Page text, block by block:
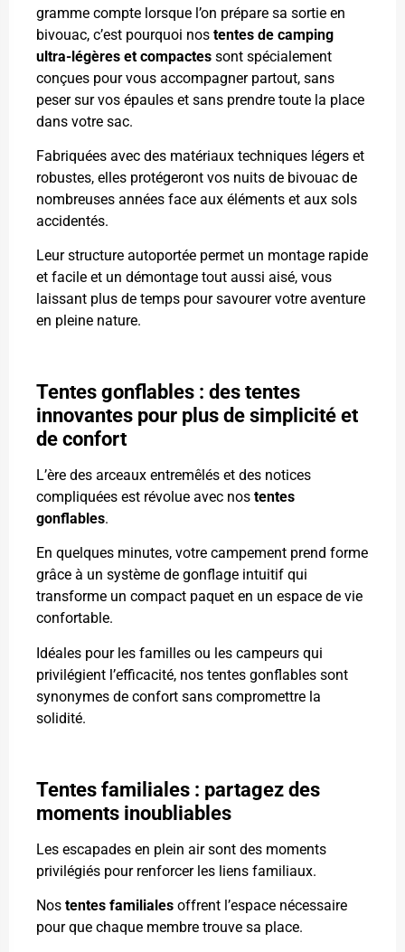
gramme compte lorsque l’on prépare sa sortie en
bivouac, c’est pourquoi nos tentes de camping
ultra-légères et compactes sont spécialement
conçues pour vous accompagner partout, sans
peser sur vos épaules et sans prendre toute la place
dans votre sac.
Fabriquées avec des matériaux techniques légers et
robustes, elles protégeront vos nuits de bivouac de
nombreuses années face aux éléments et aux sols
accidentés.
Leur structure autoportée permet un montage rapide
et facile et un démontage tout aussi aisé, vous
laissant plus de temps pour savourer votre aventure
en pleine nature.
Tentes gonflables : des tentes
innovantes pour plus de simplicité et
de confort
L’ère des arceaux entremêlés et des notices
compliquées est révolue avec nos tentes
gonflables.
En quelques minutes, votre campement prend forme
grâce à un système de gonflage intuitif qui
transforme un compact paquet en un espace de vie
confortable.
Idéales pour les familles ou les campeurs qui
privilégient l’efficacité, nos tentes gonflables sont
synonymes de confort sans compromettre la
solidité.
Tentes familiales : partagez des
moments inoubliables
Les escapades en plein air sont des moments
privilégiés pour renforcer les liens familiaux.
Nos tentes familiales offrent l’espace nécessaire
pour que chaque membre trouve sa place.